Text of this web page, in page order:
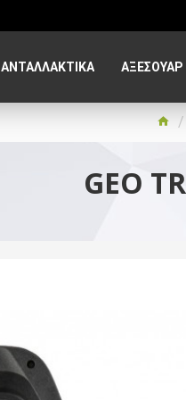
ΑΝΤΑΛΛΑΚΤΙΚΑ ΑΞΕΣΟΥΆΡ
GEO